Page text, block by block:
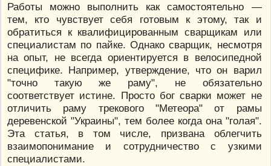
Работы можно выполнить как самостоятельно —
тем, кто чувствует себя готовым к этому, так и
обратиться к квалифицированным сварщикам или
специалистам по пайке. Однако сварщик, несмотря
на опыт, не всегда ориентируется в велосипедной
специфике. Например, утверждение, что он варил
"точно такую же раму", не обязательно
соответствует истине. Просто бог сварки может не
отличить раму трекового "Метеора" от рамы
деревенской "Украины", тем более когда она "голая".
Эта статья, в том числе, призвана облегчить
взаимопонимание и сотрудничество с узкими
специалистами.